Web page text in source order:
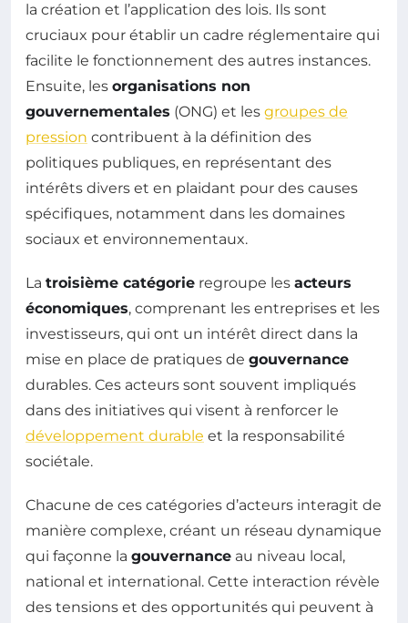
la création et l’application des lois. Ils sont
cruciaux pour établir un cadre réglementaire qui
facilite le fonctionnement des autres instances.
Ensuite, les organisations non
gouvernementales (ONG) et les groupes de
pression contribuent à la définition des
politiques publiques, en représentant des
intérêts divers et en plaidant pour des causes
spécifiques, notamment dans les domaines
sociaux et environnementaux.
La troisième catégorie regroupe les acteurs
économiques, comprenant les entreprises et les
investisseurs, qui ont un intérêt direct dans la
mise en place de pratiques de gouvernance
durables. Ces acteurs sont souvent impliqués
dans des initiatives qui visent à renforcer le
développement durable et la responsabilité
sociétale.
Chacune de ces catégories d’acteurs interagit de
manière complexe, créant un réseau dynamique
qui façonne la gouvernance au niveau local,
national et international. Cette interaction révèle
des tensions et des opportunités qui peuvent à